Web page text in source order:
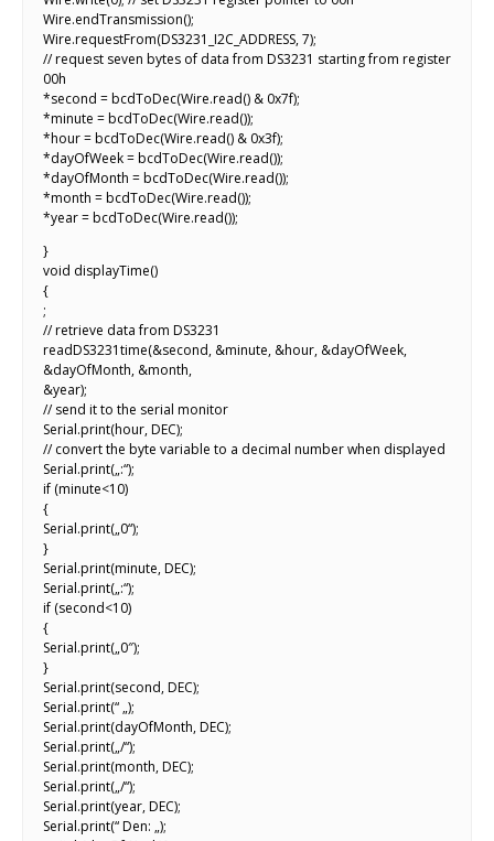
Wire.endTransmission();
Wire.requestFrom(DS3231_I2C_ADDRESS, 7);
// request seven bytes of data from DS3231 starting from register
00h
*second = bcdToDec(Wire.read() & 0x7f);
*minute = bcdToDec(Wire.read());
*hour = bcdToDec(Wire.read() & 0x3f);
*dayOfWeek = bcdToDec(Wire.read());
*dayOfMonth = bcdToDec(Wire.read());
*month = bcdToDec(Wire.read());
*year = bcdToDec(Wire.read());
}
void displayTime()
{
;
// retrieve data from DS3231
readDS3231time(&second, &minute, &hour, &dayOfWeek,
&dayOfMonth, &month,
&year);
// send it to the serial monitor
Serial.print(hour, DEC);
// convert the byte variable to a decimal number when displayed
Serial.print(„:“);
if (minute<10)
{
Serial.print(„0“);
}
Serial.print(minute, DEC);
Serial.print(„:“);
if (second<10)
{
Serial.print(„0″);
}
Serial.print(second, DEC);
Serial.print(“ „);
Serial.print(dayOfMonth, DEC);
Serial.print(„/“);
Serial.print(month, DEC);
Serial.print(„/“);
Serial.print(year, DEC);
Serial.print(“ Den: „);